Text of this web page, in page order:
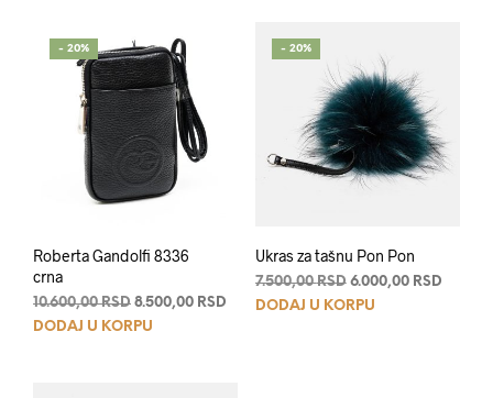
- 20%
Roberta Gandolfi 8336
crna
10.600,00RSD Originalna
cena
8.500,00 RSD Trenutna
DODAJ U KORPU
- 20%
Ukras za tašnu Pon Pon
7.500,00RSD Originalna
cena
6.000,00 RSD
DODAJ U KORPU